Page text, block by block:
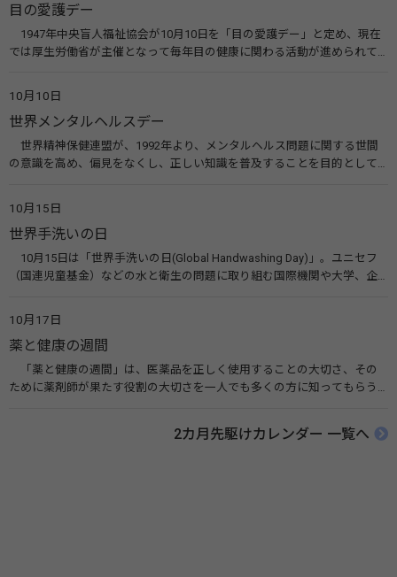
目の愛護デー
1947年中央盲人福祉協会が10月10日を「目の愛護デー」と定め、現在
では厚生労働省が主催となって毎年目の健康に関わる活動が進められて
会）
10月10日
世界メンタルヘルスデー
世界精神保健連盟が、1992年より、メンタルヘルス問題に関する世間
の意識を高め、偏見をなくし、正しい知識を普及することを目的として、
す。 関連リンク 世界メンタルヘルスデー（厚生労働省） 働く人のメンタ
ルヘルス・ポータルサイト「こころの耳」（厚生労働省）
10月15日
世界手洗いの日
10月15日は「世界手洗いの日(Global Handwashing Day)」。ユニセフ
（国連児童基金）などの水と衛生の問題に取り組む国際機関や大学、企
10月17日
薬と健康の週間
「薬と健康の週間」は、医薬品を正しく使用することの大切さ、その
ために薬剤師が果たす役割の大切さを一人でも多くの方に知ってもらう
伝えたい！薬との付き合い方」（保健指導リソースガイド）
2カ月先駆けカレンダー 一覧へ